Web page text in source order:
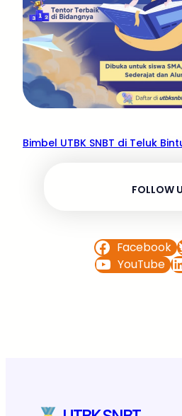
Bimbel UTBK SNBT di Teluk
FOLLOW
Facebook
YouTube